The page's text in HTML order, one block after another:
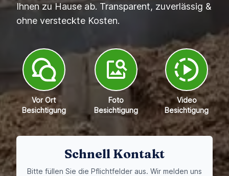
Ihnen zu Hause ab. Transparent, zuverlässig &
ohne versteckte Kosten.
Vor Ort
Besichtigung
Foto
Besichtigung
Video
Besichtigung
Schnell Kontakt
Bitte füllen Sie die Pflichtfelder aus. Wir melden uns